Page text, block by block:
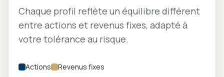
Chaque profil reflète un équilibre différent
entre actions et revenus fixes, adapté à
votre tolérance au risque.
Actions Revenus fixes